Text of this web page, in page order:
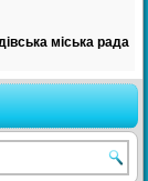
міська рада